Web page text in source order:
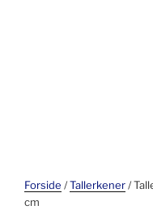
Forside /Tallerkener/
cm